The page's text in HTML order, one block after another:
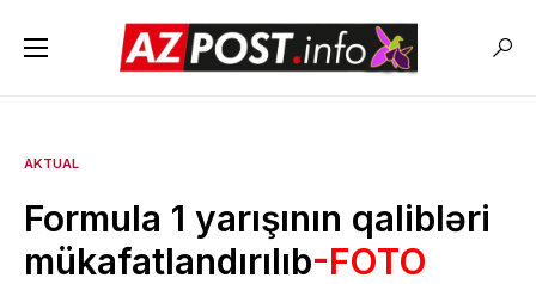
AKTUAL
Formula 1 yarışının qalibləri
mükafatlandırılıb-FOTO